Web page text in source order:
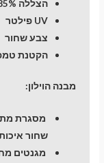
הצללה 85%
UV פילטר
צבע שחור
הקטנת
מבנה הוילון:
שחור
מגנטים